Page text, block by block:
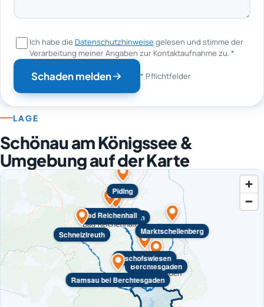
Ich habe die Datenschutzhinweise gelesen und stimme der
Verarbeitung meiner Angaben zur Kontaktaufnahme zu.*
Schaden melden * Pflichtfelder
LAGE
Schönau am Königssee &
Umgebung auf der Karte
Berchtesgaden
Bischofswiesen
Ramsau bei Berchtesgaden
Marktschellenberg
Bayerisch Gmain
Bad Reichenhall
Schneizlreuth
Piding